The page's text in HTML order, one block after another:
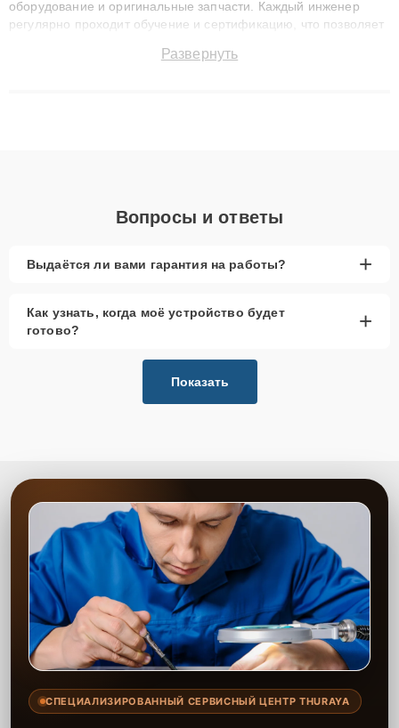
оборудование и оригинальные запчасти. Каждый инженер
регулярно проходит обучение и сертификацию, что позволяет
технику с сохранением гарантии до 3 лет. Наши мастера
Развернуть
Вопросы и ответы
Выдаётся ли вами гарантия на работы? +
Как узнать, когда моё устройство будет
готово?
+
Показать
СПЕЦИАЛИЗИРОВАННЫЙ СЕРВИСНЫЙ ЦЕНТР THURAYA